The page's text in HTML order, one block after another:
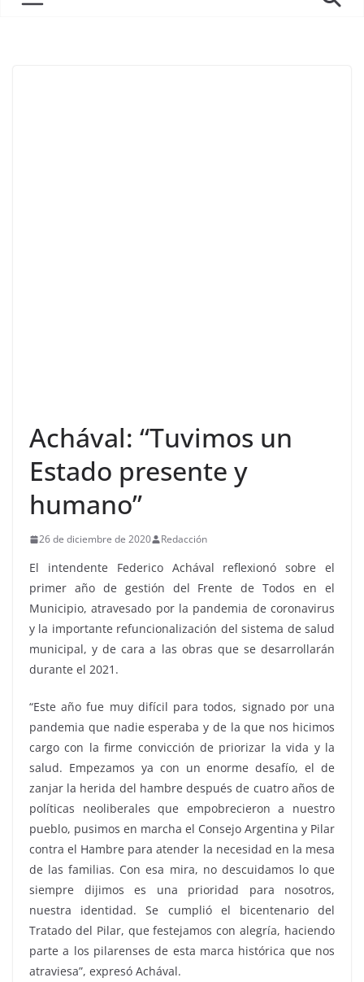
Achával: “Tuvimos un
Estado presente y
humano”
26 de diciembre de 2020 Redacción
El intendente Federico Achával reflexionó sobre el
primer año de gestión del Frente de Todos en el
Municipio, atravesado por la pandemia de coronavirus
y la importante refuncionalización del sistema de salud
municipal, y de cara a las obras que se desarrollarán
durante el 2021.
“Este año fue muy difícil para todos, signado por una
pandemia que nadie esperaba y de la que nos hicimos
cargo con la firme convicción de priorizar la vida y la
salud. Empezamos ya con un enorme desafío, el de
zanjar la herida del hambre después de cuatro años de
políticas neoliberales que empobrecieron a nuestro
pueblo, pusimos en marcha el Consejo Argentina y Pilar
contra el Hambre para atender la necesidad en la mesa
de las familias. Con esa mira, no descuidamos lo que
siempre dijimos es una prioridad para nosotros,
nuestra identidad. Se cumplió el bicentenario del
Tratado del Pilar, que festejamos con alegría, haciendo
parte a los pilarenses de esta marca histórica que nos
atraviesa”, expresó Achával.